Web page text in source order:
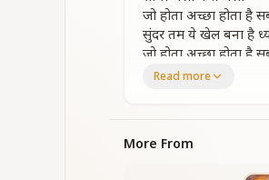
जो होता अच्छा होता है
सुंदर तम ये खेल बना है
जो होता अच्छा होता है
सुंदर तम ये खेल बना है
सोचो भला करो भला
Read more
More From